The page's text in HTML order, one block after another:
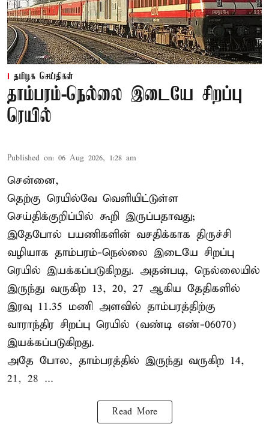
தமிழக செய்திகள்
தாம்பரம்-நெல்லை இடையே சிறப்பு
ரெயில்
Published on: 06 Aug 2026, 1:28 am
சென்னை,
தெற்கு ரெயில்வே வெளியிட்டுள்ள
செய்திக்குறிப்பில் கூறி இருப்பதாவது;
இதேபோல் பயணிகளின் வசதிக்காக திருச்சி
வழியாக தாம்பரம்-நெல்லை இடையே சிறப்பு
ரெயில் இயக்கப்படுகிறது. அதன்படி, நெல்லையில்
இருந்து வருகிற 13, 20, 27 ஆகிய தேதிகளில்
இரவு 11.35 மணி அளவில் தாம்பரத்திற்கு
வாராந்திர சிறப்பு ரெயில் (வண்டி எண்-06070)
இயக்கப்படுகிறது.
அதே போல, தாம்பரத்தில் இருந்து வருகிற 14,
21, 28 ...
Read More